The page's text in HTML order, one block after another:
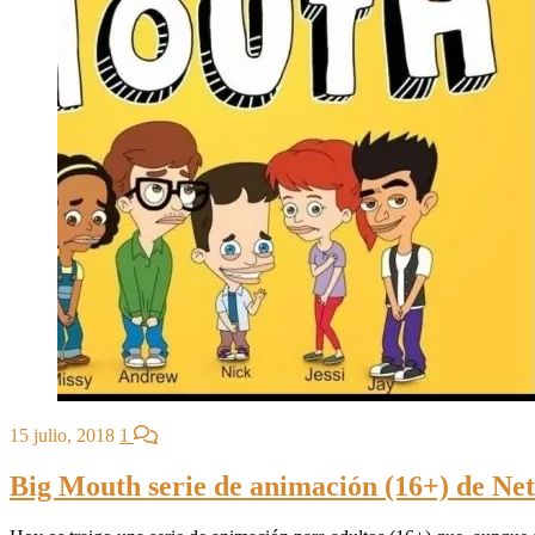
15 julio, 2018 1
Big Mouth serie de animación (16+) de